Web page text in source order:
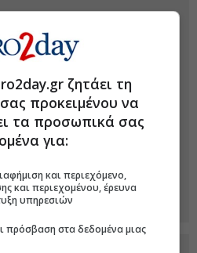
ζητάει τη
προκειμένου να
τα προσωπικά σας
για:
και περιεχόμενο,
και περιεχομένου, έρευνα
υπηρεσιών
πρόσβαση στα δεδομένα μιας